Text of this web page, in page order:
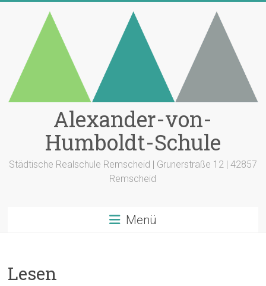
Alexander-von-
Humboldt-Schule
Städtische Realschule Remscheid | Grunerstraße 12 | 42857
Remscheid
Menü
Lesen